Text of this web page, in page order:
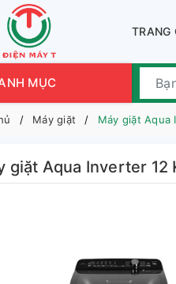
TRANG
MỤC
Máy giặt Máy giặt Aqua
giặt Aqua Inverter 12